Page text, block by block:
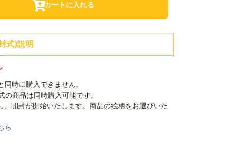
カートに入れる
式)説明
時に購入できません。
の商品は同時購入可能です。
開封が開始いたします。商品の絵柄をお選びいた
ら